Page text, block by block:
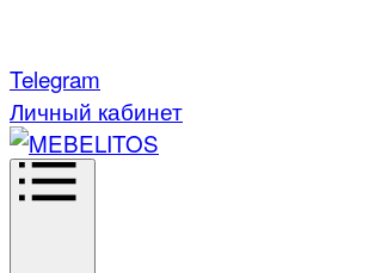
Telegram
Личный кабинет